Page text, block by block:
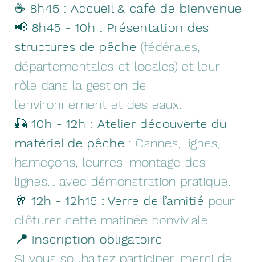
☕ 8h45 : Accueil & café de bienvenue
📢 8h45 - 10h : Présentation des
structures de pêche (fédérales,
départementales et locales) et leur
rôle dans la gestion de
l’environnement et des eaux.
🎣 10h - 12h : Atelier découverte du
matériel de pêche : Cannes, lignes,
hameçons, leurres, montage des
lignes… avec démonstration pratique.
🥂 12h - 12h15 : Verre de l’amitié pour
clôturer cette matinée conviviale.
📍 Inscription obligatoire
Si vous souhaitez participer, merci de